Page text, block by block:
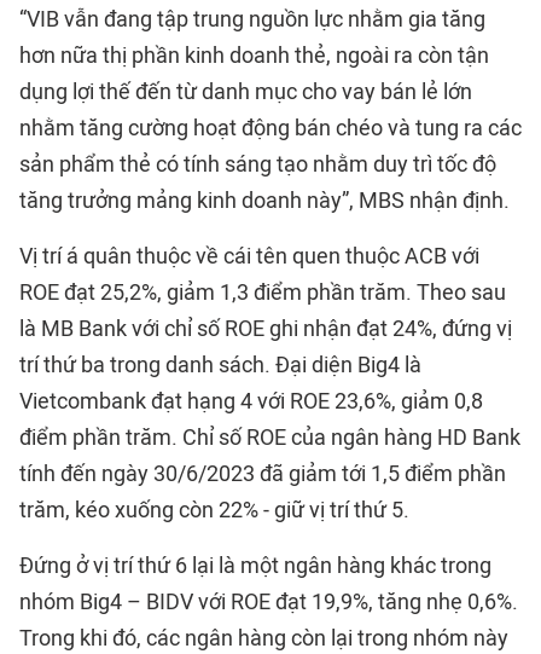
“VIB vẫn đang tập trung nguồn lực nhằm gia tăng
hơn nữa thị phần kinh doanh thẻ, ngoài ra còn tận
dụng lợi thế đến từ danh mục cho vay bán lẻ lớn
nhằm tăng cường hoạt động bán chéo và tung ra các
sản phẩm thẻ có tính sáng tạo nhằm duy trì tốc độ
tăng trưởng mảng kinh doanh này”, MBS nhận định.
Vị trí á quân thuộc về cái tên quen thuộc ACB với
ROE đạt 25,2%, giảm 1,3 điểm phần trăm. Theo sau
là MB Bank với chỉ số ROE ghi nhận đạt 24%, đứng vị
trí thứ ba trong danh sách. Đại diện Big4 là
Vietcombank đạt hạng 4 với ROE 23,6%, giảm 0,8
điểm phần trăm. Chỉ số ROE của ngân hàng HD Bank
tính đến ngày 30/6/2023 đã giảm tới 1,5 điểm phần
trăm, kéo xuống còn 22% - giữ vị trí thứ 5.
Đứng ở vị trí thứ 6 lại là một ngân hàng khác trong
nhóm Big4 – BIDV với ROE đạt 19,9%, tăng nhẹ 0,6%.
Trong khi đó, các ngân hàng còn lại trong nhóm này